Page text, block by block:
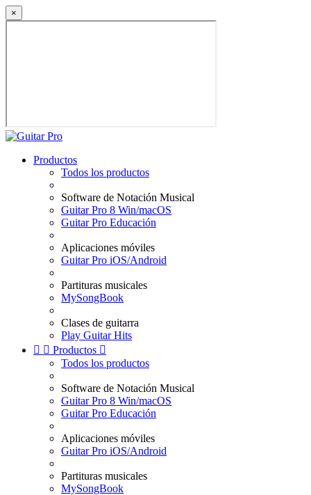
×
Productos
Todos los productos
Software de Notación Musical
Guitar Pro 8 Win/macOS
Guitar Pro Educación
Aplicaciones móviles
Guitar Pro iOS/Android
Partituras musicales
MySongBook
Clases de guitarra
Play Guitar Hits
  Productos 
Todos los productos
Software de Notación Musical
Guitar Pro 8 Win/macOS
Guitar Pro Educación
Aplicaciones móviles
Guitar Pro iOS/Android
Partituras musicales
MySongBook